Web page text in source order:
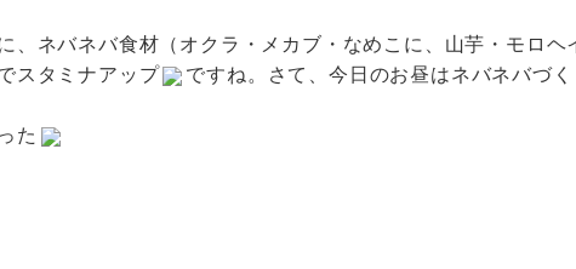
、ネバネバ食材（オクラ・メカブ・なめこに、山芋・モロ
スタミナアップ
ですね。さて、今日のお昼はネバネバづ
た